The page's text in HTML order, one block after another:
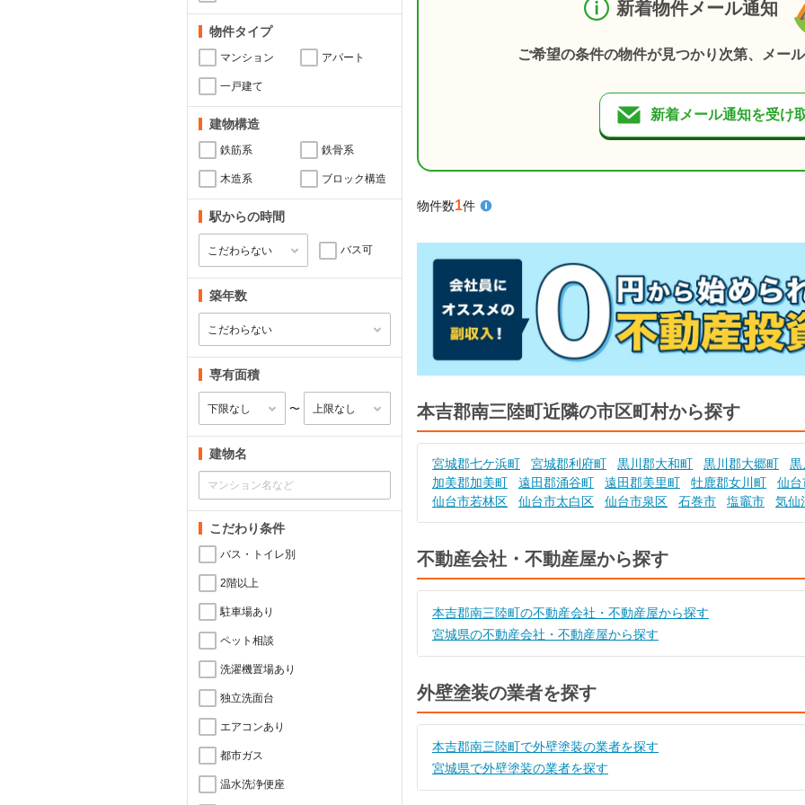
物件タイプ
マンション アパート
一戸建て
建物構造
鉄筋系 鉄骨系
木造系 ブロック構造
駅からの時間
バス可
築年数
専有面積
〜
建物名
こだわり条件
バス・トイレ別
2階以上
駐車場あり
ペット相談
洗濯機置場あり
独立洗面台
エアコンあり
都市ガス
温水洗浄便座
新着物件メール通知
ご希望の条件の物件が見つかり次第、メー
新着メール通知を受け
物件数1件
本吉郡南三陸町近隣の市区町村から探す
宮城郡七ケ浜町 宮城郡利府町 黒川郡大和町 黒川郡大郷町
黒
加美郡加美町
遠田郡涌谷町 遠田郡美里町 牡鹿郡女川町
仙台
仙台市若林区
仙台市太白区 仙台市泉区 石巻市 塩竈市 気仙
不動産会社・不動産屋から探す
本吉郡南三陸町の不動産会社・不動産屋から探す
宮城県の不動産会社・不動産屋から探す
外壁塗装の業者を探す
本吉郡南三陸町で外壁塗装の業者を探す
宮城県で外壁塗装の業者を探す